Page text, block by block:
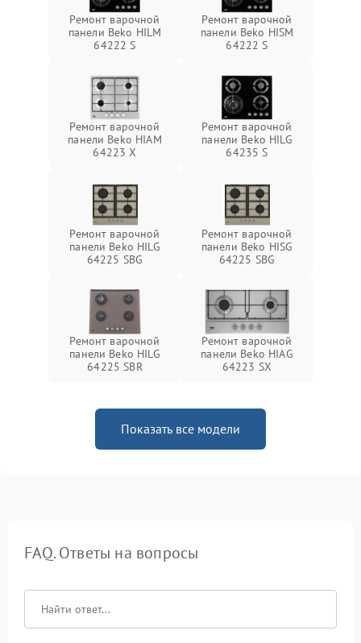
Ремонт варочной
панели Beko HILM
64222 S
Ремонт варочной
панели Beko HISM
64222 S
Ремонт варочной
панели Beko HIAM
64223 X
Ремонт варочной
панели Beko HILG
64235 S
Ремонт варочной
панели Beko HILG
64225 SBG
Ремонт варочной
панели Beko HISG
64225 SBG
Ремонт варочной
панели Beko HILG
64225 SBR
Ремонт варочной
панели Beko HIAG
64223 SX
Показать все модели
FAQ. Ответы на вопросы